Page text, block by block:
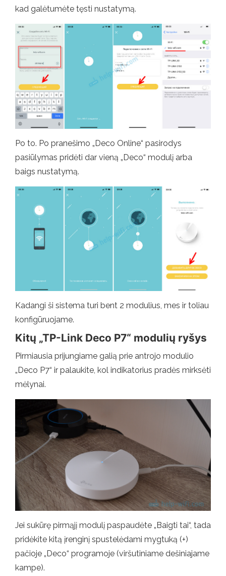
kad galėtumėte tęsti nustatymą.
Po to. Po pranešimo „Deco Online“ pasirodys
pasiūlymas pridėti dar vieną „Deco“ modulį arba
baigs nustatymą.
Kadangi ši sistema turi bent 2 modulius, mes ir toliau
konfigūruojame.
Kitų „TP-Link Deco P7“ modulių ryšys
Pirmiausia prijungiame galią prie antrojo modulio
„Deco P7“ ir palaukite, kol indikatorius pradės mirksėti
mėlynai.
Jei sukūrę pirmąjį modulį paspaudėte „Baigti tai“, tada
pridėkite kitą įrenginį spustelėdami mygtuką (+)
pačioje „Deco“ programoje (viršutiniame dešiniajame
kampe).